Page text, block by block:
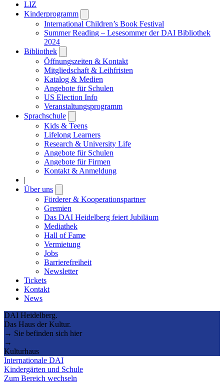
LIZ
Kinderprogramm
submenu
International Children’s Book Festival
Summer Reading – Lesesommer der DAI Bibliothek
2024
Bibliothek
submenu
Öffnungszeiten & Kontakt
Mitgliedschaft & Leihfristen
Katalog & Medien
Angebote für Schulen
US Election Info
Veranstaltungsprogramm
Sprachschule
submenu
Kids & Teens
Lifelong Learners
Research & University Life
Angebote für Schulen
Angebote für Firmen
Kontakt & Anmeldung
|
Über uns
submenu
Förderer & Kooperationspartner
Gremien
Das DAI Heidelberg feiert Jubiläum
Mediathek
Hall of Fame
Vermietung
Jobs
Barrierefreiheit
Newsletter
Tickets
Kontakt
News
DAI Heidelberg.
Das Haus der Kultur.
→ Sie befinden sich hier
→
Kulturhaus
Internationale DAI
Kindergärten und Schule
Zum Bereich wechseln